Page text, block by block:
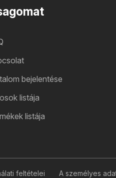
bejelentése
listája
listája
feltételei A személyes